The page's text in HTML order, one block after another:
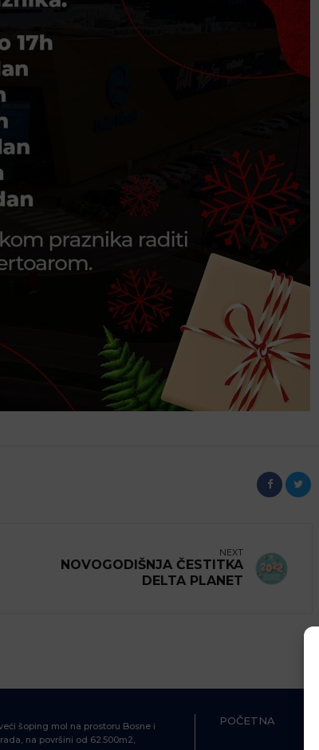
NEXT
NOVOGODIŠNJA ČESTITKA
DELTA PLANET
šoping mol na prostoru Bosne i
na površini od 62.500m2,
POČETNA